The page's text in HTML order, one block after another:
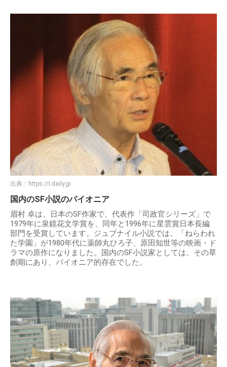
出典： https://i.daily.jp
国内のSF小説のパイオニア
眉村 卓は、日本のSF作家で、代表作「司政官シリーズ」で
1979年に泉鏡花文学賞を、同年と1996年に星雲賞日本長編
部門を受賞しています。ジュブナイル小説では、「ねらわれ
た学園」が1980年代に薬師丸ひろ子、原田知世等の映画・ド
ラマの原作になりました。国内のSF小説家としては、その草
創期にあり、パイオニア的存在でした。